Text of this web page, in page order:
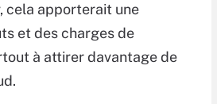
cela apporterait une
et des charges de
à attirer davantage de